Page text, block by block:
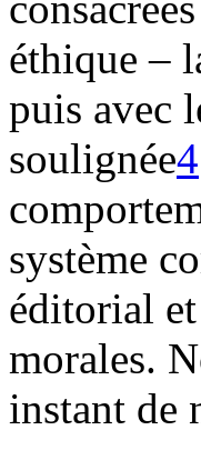
éthique –
puis avec
soulignée4
système
éditorial
morales.
instant de